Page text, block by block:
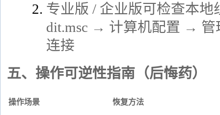
专业版 / 企业版可检查本
dit.msc → 计算机配置 →
连接
五、操作可逆性指南（后悔药）
操作场景 恢复方法